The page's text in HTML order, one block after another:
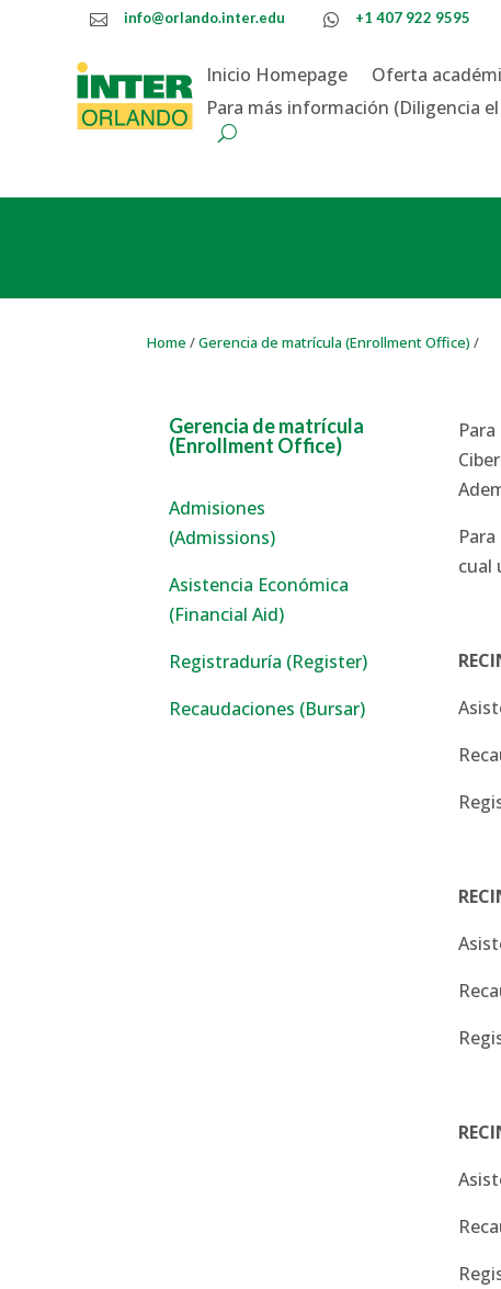
 info@orlando.inter.edu  +1 407 922 9595
Inicio Homepage Oferta
Para más información (Diligencia
Home /Gerencia de matrícula (Enrollment Office) /
Gerencia de matrícula
(Enrollment Office)
Admisiones
(Admissions)
Asistencia Económica
(Financial Aid)
Registraduría (Register)
Recaudaciones (Bursar)
cual